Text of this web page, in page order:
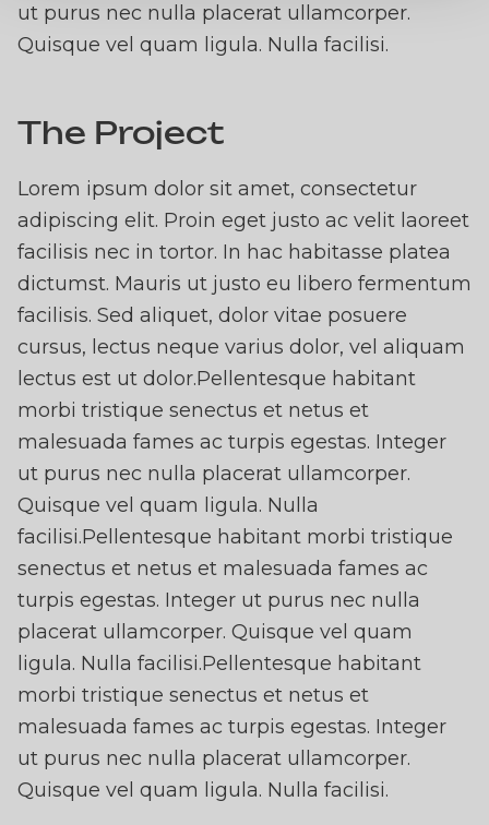
ut purus nec nulla placerat ullamcorper.
Quisque vel quam ligula. Nulla facilisi.
The Project
Lorem ipsum dolor sit amet, consectetur
adipiscing elit. Proin eget justo ac velit laoreet
facilisis nec in tortor. In hac habitasse platea
dictumst. Mauris ut justo eu libero fermentum
facilisis. Sed aliquet, dolor vitae posuere
cursus, lectus neque varius dolor, vel aliquam
lectus est ut dolor.Pellentesque habitant
morbi tristique senectus et netus et
malesuada fames ac turpis egestas. Integer
ut purus nec nulla placerat ullamcorper.
Quisque vel quam ligula. Nulla
facilisi.Pellentesque habitant morbi tristique
senectus et netus et malesuada fames ac
turpis egestas. Integer ut purus nec nulla
placerat ullamcorper. Quisque vel quam
ligula. Nulla facilisi.Pellentesque habitant
morbi tristique senectus et netus et
malesuada fames ac turpis egestas. Integer
ut purus nec nulla placerat ullamcorper.
Quisque vel quam ligula. Nulla facilisi.